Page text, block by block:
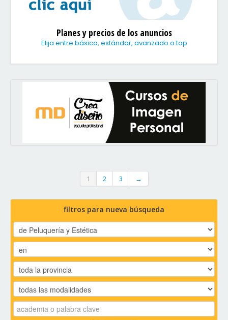
Planes y precios de los anuncios
Elija entre básico, estándar, avanzado o top
1 2 3 →
filtros para nueva búsqueda